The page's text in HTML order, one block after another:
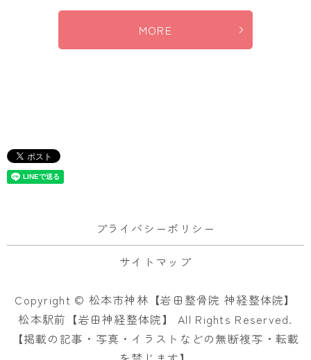
MORE
プライバシーポリシー
サイトマップ
Copyright © 松本市神林【岩田整骨院 神経整体院】
松本駅前【岩田神経整体院】 All Rights Reserved.
【掲載の記事・写真・イラストなどの無断複写・転載